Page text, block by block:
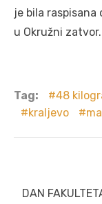
je bila
u Okružni zatvor.
Tag: 48
kraljevo
navigation
Previous
DAN